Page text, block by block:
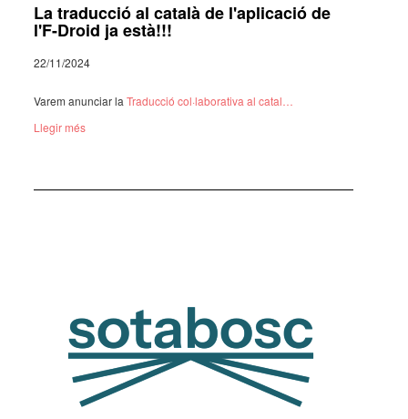
La traducció al català de l'aplicació de
l'F-Droid ja està!!!
22/11/2024
Varem anun­ciar laTraduc­ció col·­la­bo­ra­tiva al catal…
Llegir més